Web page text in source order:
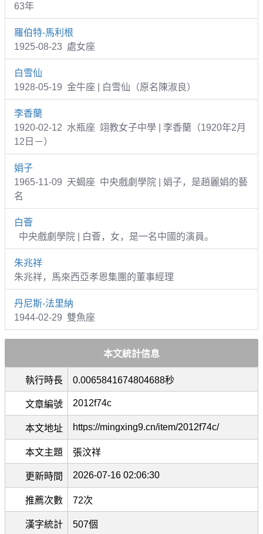
63年
羅伯特-馬利根
1925-08-23 處女座
白雪仙
1928-05-19 金牛座 | 白雪仙（原名陳淑良）
李香蘭
1920-02-12 水瓶座 翊教女子中學 | 李香蘭（1920年2月
12日－）
娟子
1965-11-09 天蝎座 中央戲劇學院 | 娟子，是趙麗娟的藝
名
白薈
中央戲劇學院 | 白薈，女，是一名中國的演員。
朱兆祥
朱兆祥，馬來西亞孝恩集團的董事經理
丹尼斯-法里納
1944-02-29 雙魚座
本文統計信息
執行時長 0.0065841674804688秒
文章編號 2012f74c
本文地址 https://mingxing9.cn/item/2012f74c/
本文主題 張汶祥
更新時間 2026-07-16 02:06:30
推薦次數 72次
漢字統計 507個